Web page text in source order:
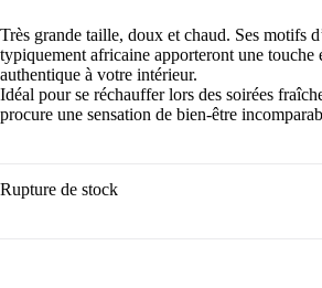
Très grande taille, doux et chaud. Ses motifs
typiquement africaine apporteront une touche
authentique à votre intérieur.
Idéal pour se réchauffer lors des soirées
procure une sensation de bien-être
Rupture de stock